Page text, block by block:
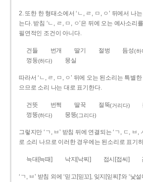
2. 또한 한 형태소에서 ‘ㄴ, ㄹ, ㅁ, ㅇ’ 뒤에서 나
는다. 받침 ‘ㄴ, ㄹ, ㅁ, ㅇ’은 뒤에 오는 예사소리
필연적인 조건이 아니다.
건들 번개 딸기 절벙 듬성(하
껑둥(하다) 뭉실
따라서 ‘ㄴ, ㄹ, ㅁ, ㅇ’ 뒤에 오는 된소리는 특별
으므로 소리 나는 대로 표기한다.
건뜻 번쩍 딸꾹 절뚝(거리다)
껑뚱(하다) 뭉뚱(그리다)
그렇지만 ‘ㄱ, ㅂ’ 받침 뒤에 연결되는 ‘ㄱ, ㄷ, ㅂ,
로 소리 나므로 이러한 경우에는 된소리로 표기
늑대[늑때] 낙지[낙찌] 접시[접씨]
‘ㄱ, ㅂ’ 받침 외에 ‘믿고[믿꼬], 잊지[읻찌]’와 ‘낯